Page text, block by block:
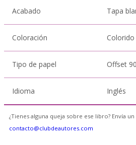
Acabado Tapa
Coloración Colorido
Tipo de papel Offset
Idioma Inglés
¿Tienes alguna queja sobre ese libro? Envía
contacto@clubdeautores.com